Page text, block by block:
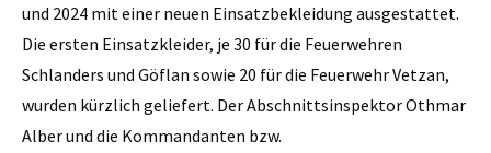
und 2024 mit einer neuen Einsatzbekleidung ausgestattet.
Die ersten Einsatzkleider, je 30 für die Feuerwehren
Schlanders und Göflan sowie 20 für die Feuerwehr Vetzan,
wurden kürzlich geliefert. Der Abschnittsinspektor Othmar
Alber und die Kommandanten bzw.